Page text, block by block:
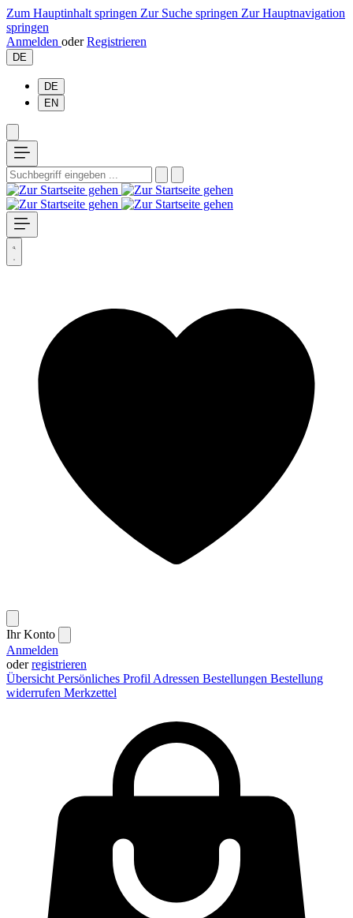
Zum Hauptinhalt springen Zur Suche springen Zur Hauptnavigation
springen
Anmelden oder Registrieren
DE
DE
EN
Ihr Konto
Anmelden
oderregistrieren
Übersicht Persönliches Profil Adressen Bestellungen Bestellung
widerrufen Merkzettel